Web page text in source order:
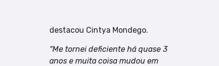
destacou Cintya Mondego.
“Me tornei deficiente há quase 3
anos e muita coisa mudou em